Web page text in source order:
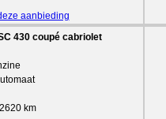
aanbieding
430 coupé cabriolet
km